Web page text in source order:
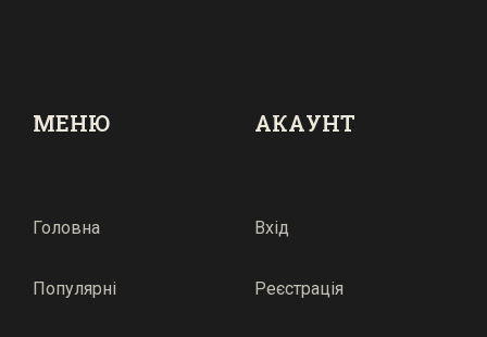
МЕНЮ
Головна
Популярні
АКАУНТ
Вхід
Реєстрація